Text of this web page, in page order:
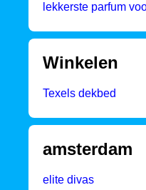
lekkerste parfum
Winkelen
Texels dekbed
amsterdam
elite divas